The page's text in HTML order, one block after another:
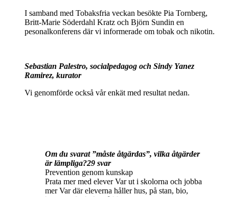
I samband med Tobaksfria veckan besökte Pia Tornberg,
Britt-Marie Söderdahl Kratz och Björn Sundin en
pesonalkonferens där vi informerade om tobak och nikotin.
Sebastian Palestro, socialpedagog och Sindy Yanez
Ramirez, kurator
Vi genomförde också vår enkät med resultat nedan.
Om du svarat ”måste åtgärdas”, vilka åtgärder
är lämpliga?29 svar
Prevention genom kunskap
Prata mer med elever Var ut i skolorna och jobba
mer Var där eleverna håller hus, på stan, bio,